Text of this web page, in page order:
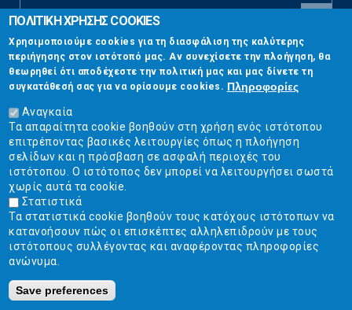
CAPTCHA
This
question is
for testing
whether or
not you are a
human visitor
and to
prevent
automated
spam
submissions.
5+2
Επικοινωνία
Στουρνάρη 17, Αθήνα 10683
2103304444
info@ekpizo.gr
www.ekpizo.gr
Δευ - Πεμ:10:00 πμ - 2:00 μμ
Σάβ - Κυρ: Κλειστά
ΠΟΛΙΤΙΚΗ ΧΡΗΣΗΣ COOKIES
Χρησιμοποιούμε cookies για τη διασφάλιση της καλύτερης
περιήγησης στον ιστότοπό μας. Αν συνεχίσετε την πλοήγηση, θα
θεωρηθεί ότι αποδέχεστε την πολιτική μας και μας δίνετε τη
συγκατάθεσή σας για να ορίσουμε cookies. Πληροφορίες
Αναγκαία
Τα απαραίτητα cookie βοηθούν στη χρήση ενός ιστότοπου
επιτρέποντας βασικές λειτουργίες όπως η πλοήγηση
σελίδων και η πρόσβαση σε ασφαλή περιοχές του
ιστότοπου. Ο ιστότοπος δεν μπορεί να λειτουργήσει σωστά
χωρίς αυτά τα cookie.
Στατιστικά
Τα στατιστικά cookie βοηθούν τους κατόχους ιστότοπων να
κατανοήσουν πώς οι επισκέπτες αλληλεπιδρούν με τους
ιστότοπους συλλέγοντας και αναφέροντας πληροφορίες
ανώνυμα.
Save preferences